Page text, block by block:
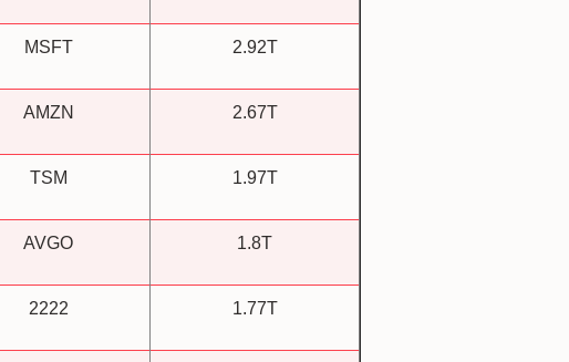
MSFT 2.92T
AMZN 2.67T
TSM 1.97T
AVGO 1.8T
2222 1.77T